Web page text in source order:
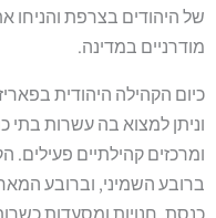
של היהודים בצרפת והניחו
מודרניים במדינה.
כיום הקהילה היהודית
וניתן למצוא בה עשרות
ומרכזים קהילתיים